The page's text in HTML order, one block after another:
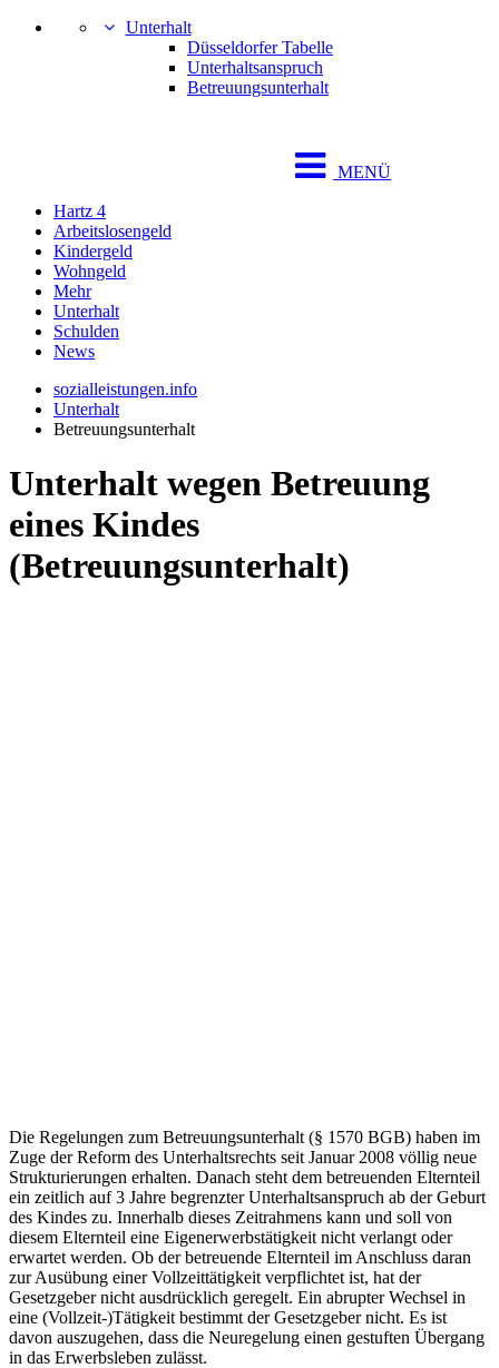
Unterhalt
Düsseldorfer Tabelle
Unterhaltsanspruch
Betreuungsunterhalt
MENÜ
Hartz 4
Arbeitslosengeld
Kindergeld
Wohngeld
Mehr
Unterhalt
Schulden
News
sozialleistungen.info
Unterhalt
Betreuungsunterhalt
Unterhalt wegen Betreuung
eines Kindes
(Betreuungsunterhalt)
Die Regelungen zum Betreuungsunterhalt (§ 1570 BGB) haben im
Zuge der Reform des Unterhaltsrechts seit Januar 2008 völlig neue
Strukturierungen erhalten. Danach steht dem betreuenden Elternteil
ein zeitlich auf 3 Jahre begrenzter Unterhaltsanspruch ab der Geburt
des Kindes zu. Innerhalb dieses Zeitrahmens kann und soll von
diesem Elternteil eine Eigenerwerbstätigkeit nicht verlangt oder
erwartet werden. Ob der betreuende Elternteil im Anschluss daran
zur Ausübung einer Vollzeittätigkeit verpflichtet ist, hat der
Gesetzgeber nicht ausdrücklich geregelt. Ein abrupter Wechsel in
eine (Vollzeit-)Tätigkeit bestimmt der Gesetzgeber nicht. Es ist
davon auszugehen, dass die Neuregelung einen gestuften Übergang
in das Erwerbsleben zulässt.